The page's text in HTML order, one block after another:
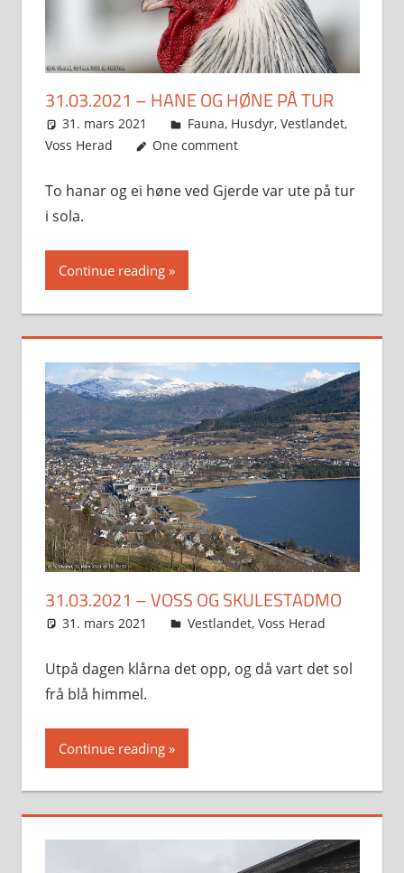
31.03.2021 – HANE OG HØNE PÅ TUR
31. mars 2021 Svein
Fauna, Husdyr, Vestlandet,
Voss Herad
One comment
To hanar og ei høne ved Gjerde var ute på tur
i sola.
Continue reading
31.03.2021 – VOSS OG SKULESTADMO
31. mars 2021 Svein
Vestlandet, Voss Herad
Utpå dagen klårna det opp, og då vart det sol
frå blå himmel.
Continue reading